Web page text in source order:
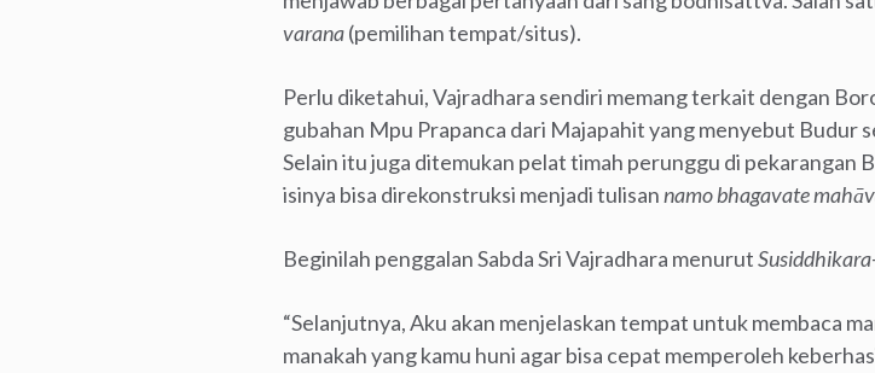
varana(pemilihan tempat/situs).
Perlu diketahui, Vajradhara sendiri memang terkait dengan
gubahan Mpu Prapanca dari Majapahit yang menyebut Budur
Selain itu juga ditemukan pelat timah perunggu di pekarangan
isinya bisa direkonstruksi menjadi tulisannamo bhagavate mahā
Beginilah penggalan Sabda Sri Vajradhara menurut
“Selanjutnya, Aku akan menjelaskan tempat untuk membaca
manakah yang kamu huni agar bisa cepat memperoleh